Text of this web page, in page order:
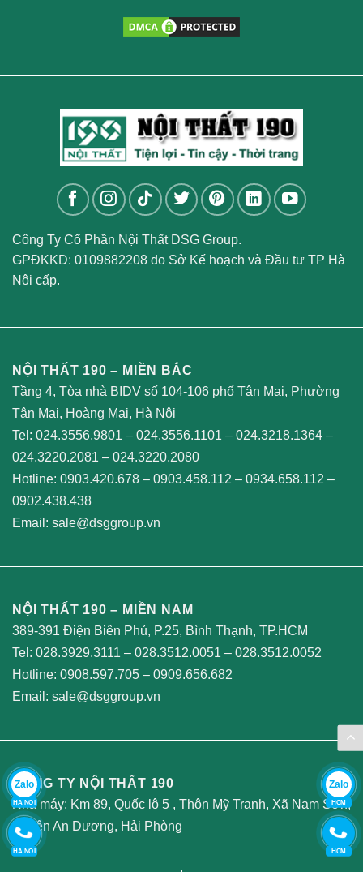
Công Ty Cổ Phần Nội Thất DSG Group.
GPĐKKD: 0109882208 do Sở Kế hoạch và Đầu tư TP Hà
Nội cấp.
NỘI THẤT 190 – MIỀN BẮC
Tầng 4, Tòa nhà BIDV số 104-106 phố Tân Mai, Phường
Tân Mai, Hoàng Mai, Hà Nội
Tel: 024.3556.9801 – 024.3556.1101 – 024.3218.1364 –
024.3220.2081 – 024.3220.2080
Hotline: 0903.420.678 – 0903.458.112 – 0934.658.112 –
0902.438.438
Email: sale@dsggroup.vn
NỘI THẤT 190 – MIỀN NAM
389-391 Điện Biên Phủ, P.25, Bình Thạnh, TP.HCM
Tel: 028.3929.3111 – 028.3512.0051 – 028.3512.0052
Hotline: 0908.597.705 – 0909.656.682
Email: sale@dsggroup.vn
CÔNG TY NỘI THẤT 190
Nhà máy: Km 89, Quốc lộ 5 , Thôn Mỹ Tranh, Xã Nam Sơn,
Huyện An Dương, Hải Phòng
Zalo
HA NOI
HA NOI
Zalo
HCM
HCM